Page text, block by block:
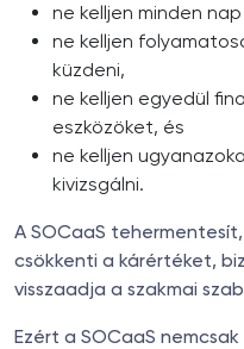
ne kelljen minden
ne kelljen
küzdeni,
ne kelljen egyedül
eszközöket, és
ne kelljen
kivizsgálni.
A SOCaaS
csökkenti a kárértéket,
visszaadja a szakmai
Ezért a SOCaaS